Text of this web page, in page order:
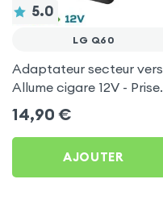
5.0
LG Q60
Adaptateur secteur vers
Allume cigare 12V - Prise
220V Noir
14,90 €
AJOUTER